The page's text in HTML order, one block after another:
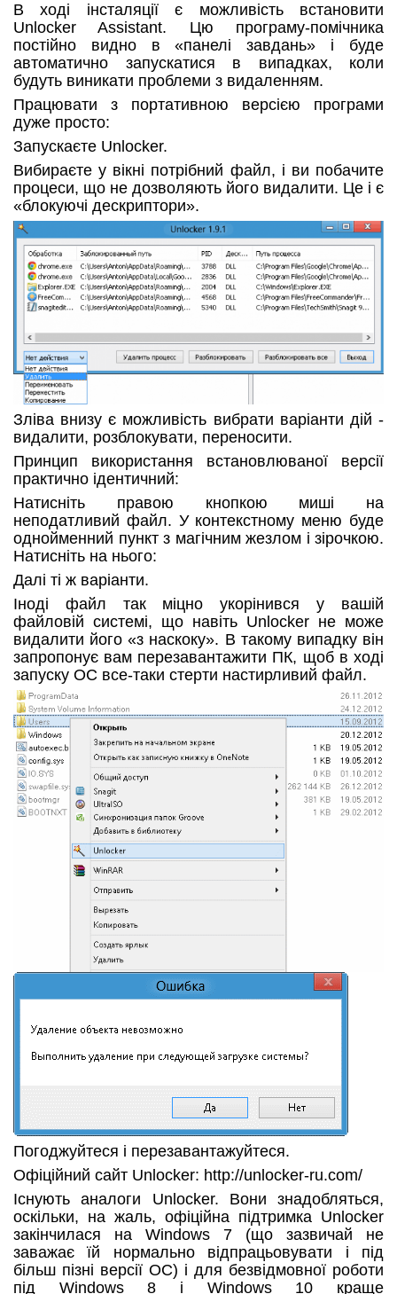
В ході інсталяції є можливість встановити
Unlocker Assistant. Цю програму-помічника
постійно видно в «панелі завдань» і буде
автоматично запускатися в випадках, коли
будуть виникати проблеми з видаленням.
Працювати з портативною версією програми
дуже просто:
Запускаєте Unlocker.
Вибираєте у вікні потрібний файл, і ви побачите
процеси, що не дозволяють його видалити. Це і є
«блокуючі дескриптори».
Зліва внизу є можливість вибрати варіанти дій -
видалити, розблокувати, переносити.
Принцип використання встановлюваної версії
практично ідентичний:
Натисніть правою кнопкою миші на
неподатливий файл. У контекстному меню буде
однойменний пункт з магічним жезлом і зірочкою.
Натисніть на нього:
Далі ті ж варіанти.
Іноді файл так міцно укорінився у вашій
файловій системі, що навіть Unlocker не може
видалити його «з наскоку». В такому випадку він
запропонує вам перезавантажити ПК, щоб в ході
запуску ОС все-таки стерти настирливий файл.
Погоджуйтеся і перезавантажуйтеся.
Офіційний сайт Unlocker: http://unlocker-ru.com/
Існують аналоги Unlocker. Вони знадобляться,
оскільки, на жаль, офіційна підтримка Unlocker
закінчилася на Windows 7 (що зазвичай не
заважає їй нормально відпрацьовувати і під
більш пізні версії ОС) і для безвідмовної роботи
під Windows 8 і Windows 10 краще